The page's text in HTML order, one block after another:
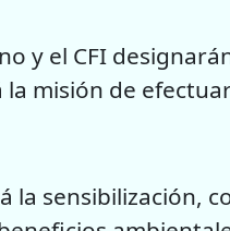
y el CFI
misión de
la sensibilización,